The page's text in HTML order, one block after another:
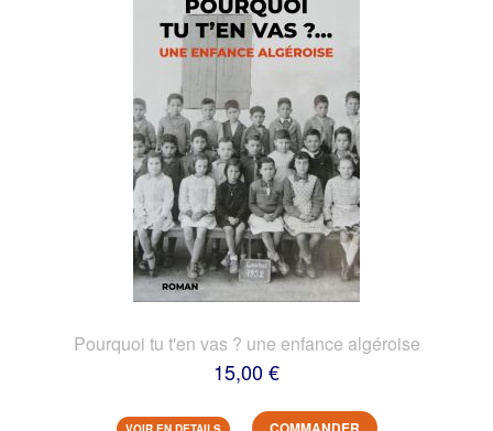
Pourquoi tu t'en vas ? une enfance algéroise
15,00 €